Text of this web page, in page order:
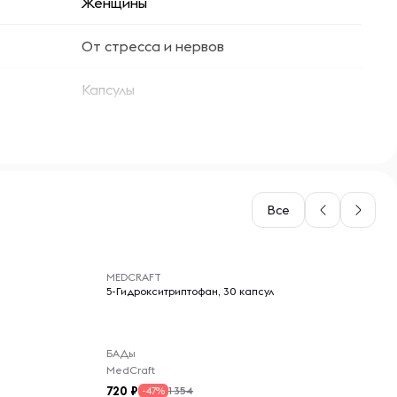
От стресса и нервов
Капсулы
Все
MEDCRAFT
5-Гидрокситриптофан, 30 капсул
БАДы
MedCraft
720 -47% 1 354